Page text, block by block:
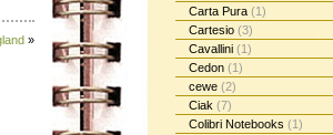
Carta Pura (1)
Cartesio (3)
Cavallini (1)
Cedon (1)
cewe (2)
Ciak (7)
Colibri Notebooks (1)
»